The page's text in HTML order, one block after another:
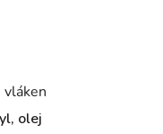
olej